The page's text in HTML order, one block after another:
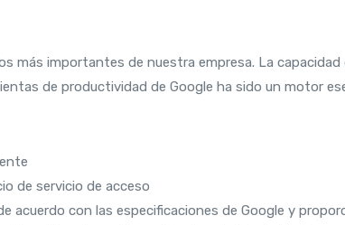
más importantes de nuestra empresa. La
de productividad de Google ha sido un motor
de servicio de acceso
acuerdo con las especificaciones de Google y